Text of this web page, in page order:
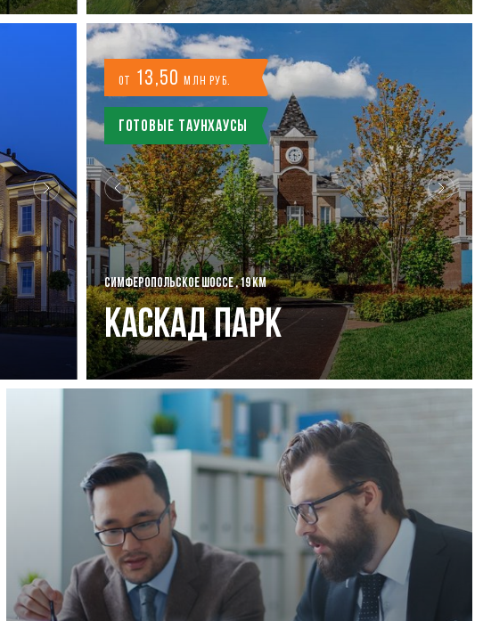
от 13,50млн руб.
Готовые таунхаусы
СИМФЕРОПОЛЬСКОЕ ШОССЕ , 19 КМ
Каскад Парк